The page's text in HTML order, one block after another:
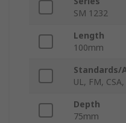
SM 1232
Length
100mm
Standards/
UL, FM,
Depth
75mm